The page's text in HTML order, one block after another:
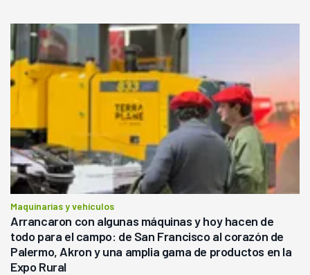
Maquinarias y vehículos
Arrancaron con algunas máquinas y hoy hacen de
todo para el campo: de San Francisco al corazón de
Palermo, Akron y una amplia gama de productos en la
Expo Rural